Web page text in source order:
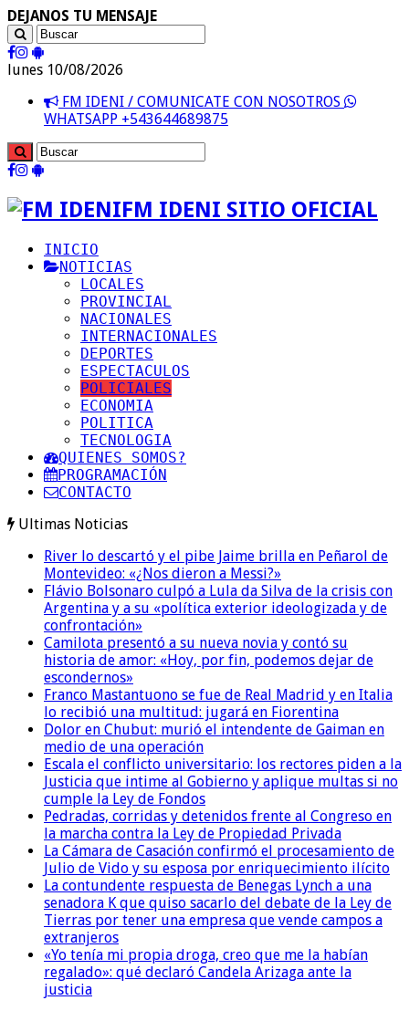
DEJANOS TU MENSAJE
lunes 10/08/2026
FM IDENI / COMUNICATE CON NOSOTROS
WHATSAPP +543644689875
FM IDENI SITIO OFICIAL
INICIO
NOTICIAS
LOCALES
PROVINCIAL
NACIONALES
INTERNACIONALES
DEPORTES
ESPECTACULOS
POLICIALES
ECONOMIA
POLITICA
TECNOLOGIA
QUIENES SOMOS?
PROGRAMACIÓN
CONTACTO
Ultimas Noticias
River lo descartó y el pibe Jaime brilla en Peñarol de
Montevideo: «¿Nos dieron a Messi?»
Flávio Bolsonaro culpó a Lula da Silva de la crisis con
Argentina y a su «política exterior ideologizada y de
confrontación»
Camilota presentó a su nueva novia y contó su
historia de amor: «Hoy, por fin, podemos dejar de
escondernos»
Franco Mastantuono se fue de Real Madrid y en Italia
lo recibió una multitud: jugará en Fiorentina
Dolor en Chubut: murió el intendente de Gaiman en
medio de una operación
Escala el conflicto universitario: los rectores piden a la
Justicia que intime al Gobierno y aplique multas si no
cumple la Ley de Fondos
Pedradas, corridas y detenidos frente al Congreso en
la marcha contra la Ley de Propiedad Privada
La Cámara de Casación confirmó el procesamiento de
Julio de Vido y su esposa por enriquecimiento ilícito
La contundente respuesta de Benegas Lynch a una
senadora K que quiso sacarlo del debate de la Ley de
Tierras por tener una empresa que vende campos a
extranjeros
«Yo tenía mi propia droga, creo que me la habían
regalado»: qué declaró Candela Arizaga ante la
justicia